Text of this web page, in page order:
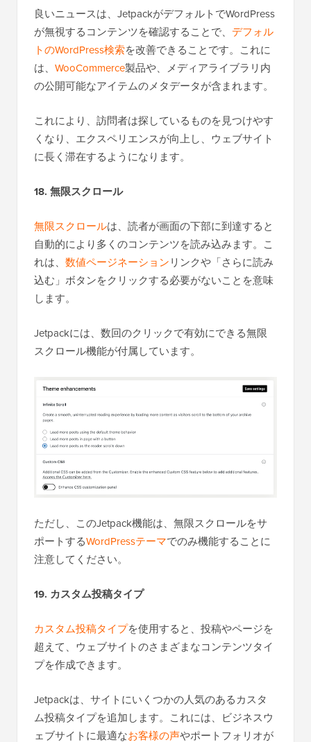
良いニュースは、JetpackがデフォルトでWordPress
が無視するコンテンツを確認することで、 デフォル
トのWordPress検索を改善できることです。これに
は、 WooCommerce製品や、メディアライブラリ内
の公開可能なアイテムのメタデータが含まれます。
これにより、訪問者は探しているものを見つけやす
くなり、エクスペリエンスが向上し、ウェブサイト
に長く滞在するようになります。
18. 無限スクロール
無限スクロールは、読者が画面の下部に到達すると
自動的により多くのコンテンツを読み込みます。こ
れは、 数値ページネーションリンクや「さらに読み
込む」ボタンをクリックする必要がないことを意味
します。
Jetpackには、数回のクリックで有効にできる無限
スクロール機能が付属しています。
ただし、このJetpack機能は、無限スクロールをサ
ポートするWordPressテーマでのみ機能することに
注意してください。
19. カスタム投稿タイプ
カスタム投稿タイプを使用すると、投稿やページを
超えて、ウェブサイトのさまざまなコンテンツタイ
プを作成できます。
Jetpackは、サイトにいくつかの人気のあるカスタ
ム投稿タイプを追加します。これには、ビジネスウ
ェブサイトに最適なお客様の声やポートフォリオが